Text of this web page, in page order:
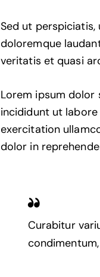
Sed ut
doloremque
veritatis et quasi
Lorem ipsum
incididunt ut
exercitation
dolor in
Curabitur